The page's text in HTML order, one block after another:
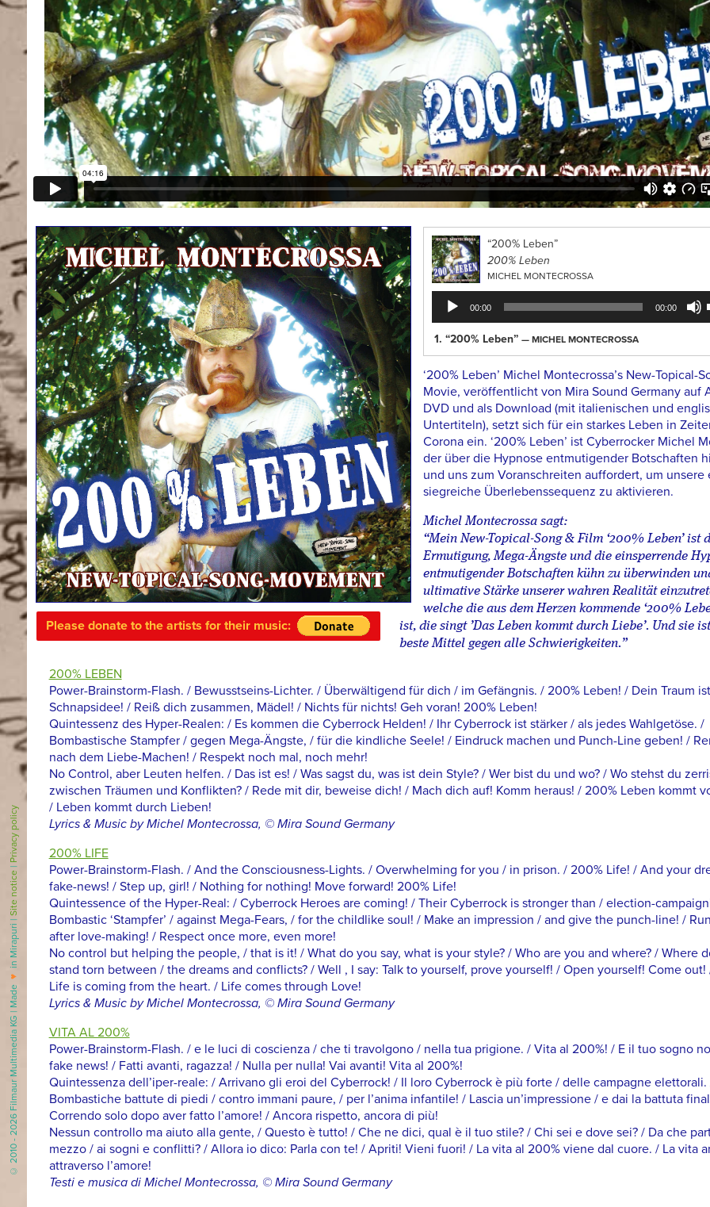
“200% Leben”
200% Leben
MICHEL MONTECROSSA
Audio
Player
00:00 00:00
1. “200% Leben” — MICHEL MONTECROSSA
Please donate to the artists for their music:
‘200% Leben’ Michel Montecrossa’s New-Topical-
Movie, veröffentlicht von Mira Sound Germany auf
DVD und als Download (mit italienischen und
Untertiteln), setzt sich für ein starkes Leben in
Corona ein. ‘200% Leben’ ist Cyberrocker Michel
der über die Hypnose entmutigender Botschaften
und uns zum Voranschreiten auffordert, um unsere
siegreiche Überlebenssequenz zu aktivieren.
Michel Montecrossa sagt:
“Mein New-Topical-Song & Film ‘200% Leben’ ist
Ermutigung, Mega-Ängste und die einsperrende
entmutigender Botschaften kühn zu überwinden
ultimative Stärke unserer wahren Realität
welche die aus dem Herzen kommende ‘200%
ist, die singt ’Das Leben kommt durch Liebe’. Und sie
beste Mittel gegen alle Schwierigkeiten.”
200% LEBEN
Power-Brainstorm-Flash. / Bewusstseins-Lichter. / Überwältigend für dich / im Gefängnis. / 200% Leben! / Dein Traum
Schnapsidee! / Reiß dich zusammen, Mädel! / Nichts für nichts! Geh voran! 200% Leben!
Quintessenz des Hyper-Realen: / Es kommen die Cyberrock Helden! / Ihr Cyberrock ist stärker / als jedes Wahlgetöse. /
Bombastische Stampfer / gegen Mega-Ängste, / für die kindliche Seele! / Eindruck machen und Punch-Line geben! /
nach dem Liebe-Machen! / Respekt noch mal, noch mehr!
No Control, aber Leuten helfen. / Das ist es! / Was sagst du, was ist dein Style? / Wer bist du und wo? / Wo stehst du
zwischen Träumen und Konflikten? / Rede mit dir, beweise dich! / Mach dich auf! Komm heraus! / 200% Leben kommt
/ Leben kommt durch Lieben!
Lyrics & Music by Michel Montecrossa, © Mira Sound Germany
200% LIFE
Power-Brainstorm-Flash. / And the Consciousness-Lights. / Overwhelming for you / in prison. / 200% Life! / And your
fake-news! / Step up, girl! / Nothing for nothing! Move forward! 200% Life!
Quintessence of the Hyper-Real: / Cyberrock Heroes are coming! / Their Cyberrock is stronger than / election-
Bombastic ‘Stampfer’ / against Mega-Fears, / for the childlike soul! / Make an impression / and give the punch-line! /
after love-making! / Respect once more, even more!
No control but helping the people, / that is it! / What do you say, what is your style? / Who are you and where? / Where
stand torn between / the dreams and conflicts? / Well , I say: Talk to yourself, prove yourself! / Open yourself! Come out!
Life is coming from the heart. / Life comes through Love!
Lyrics & Music by Michel Montecrossa, © Mira Sound Germany
VITA AL 200%
Power-Brainstorm-Flash. / e le luci di coscienza / che ti travolgono / nella tua prigione. / Vita al 200%! / E il tuo sogno
fake news! / Fatti avanti, ragazza! / Nulla per nulla! Vai avanti! Vita al 200%!
Quintessenza dell’iper-reale: / Arrivano gli eroi del Cyberrock! / Il loro Cyberrock è più forte / delle campagne elettorali.
Bombastiche battute di piedi / contro immani paure, / per l’anima infantile! / Lascia un’impressione / e dai la battuta
Correndo solo dopo aver fatto l’amore! / Ancora rispetto, ancora di più!
Nessun controllo ma aiuto alla gente, / Questo è tutto! / Che ne dici, qual è il tuo stile? / Chi sei e dove sei? / Da che
mezzo / ai sogni e conflitti? / Allora io dico: Parla con te! / Apriti! Vieni fuori! / La vita al 200% viene dal cuore. / La vita
attraverso l’amore!
Testi e musica di Michel Montecrossa, © Mira Sound Germany
© 2010 - 2026 Filmaur Multimedia KG | Made
♥
in Mirapuri |
Site notice
|
Privacy policy